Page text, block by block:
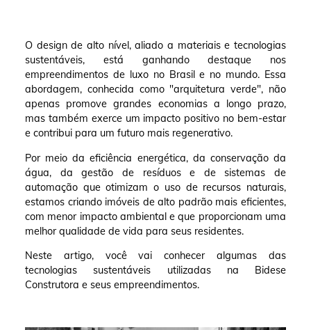
O design de alto nível, aliado a materiais e tecnologias
sustentáveis, está ganhando destaque nos
empreendimentos de luxo no Brasil e no mundo. Essa
abordagem, conhecida como "arquitetura verde", não
apenas promove grandes economias a longo prazo,
mas também exerce um impacto positivo no bem-estar
e contribui para um futuro mais regenerativo.
Por meio da eficiência energética, da conservação da
água, da gestão de resíduos e de sistemas de
automação que otimizam o uso de recursos naturais,
estamos criando imóveis de alto padrão mais eficientes,
com menor impacto ambiental e que proporcionam uma
melhor qualidade de vida para seus residentes.
Neste artigo, você vai conhecer algumas das
tecnologias sustentáveis utilizadas na Bidese
Construtora e seus empreendimentos.